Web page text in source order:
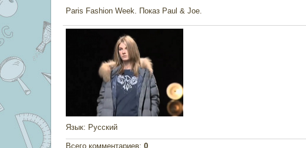
Paris Fashion Week. Показ Paul & Joe.
Язык: Русский
Всего комментариев: 0